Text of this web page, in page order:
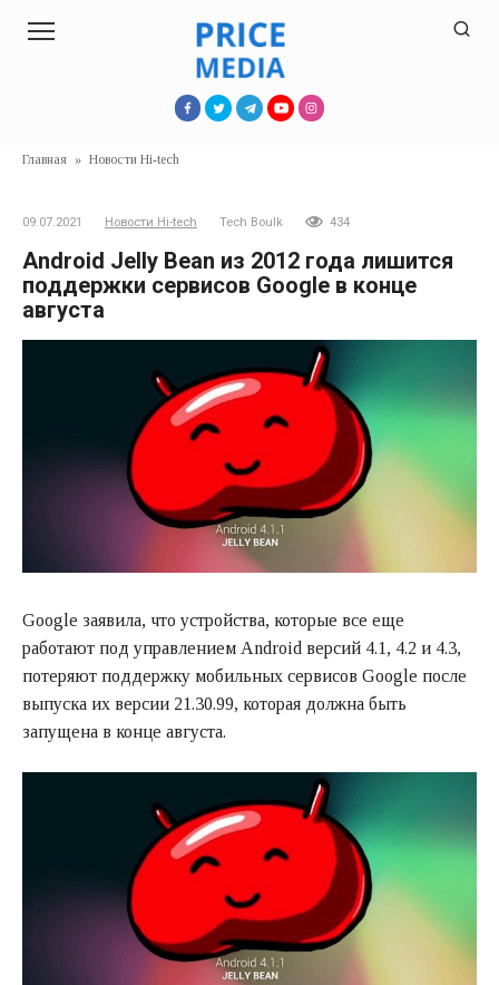
Главная » Новости Hi-tech
09.07.2021 Новости Hi-tech Tech Boulk 434
Android Jelly Bean из 2012 года лишится
поддержки сервисов Google в конце
августа
Google заявила, что устройства, которые все еще
работают под управлением Android версий 4.1, 4.2 и 4.3,
потеряют поддержку мобильных сервисов Google после
выпуска их версии 21.30.99, которая должна быть
запущена в конце августа.